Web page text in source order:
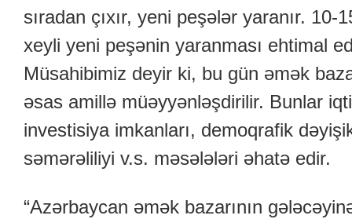
sıradan çıxır, yeni peşələr yaranır.
xeyli yeni peşənin yaranması ehtimal
Müsahibimiz deyir ki, bu gün əmək
əsas amillə müəyyənləşdirilir. Bunlar
investisiya imkanları, demoqrafik
səmərəliliyi v.s. məsələləri əhatə edir.
“Azərbaycan əmək bazarının